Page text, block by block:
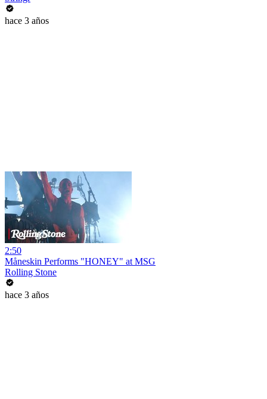
hace 3 años
2:50
Måneskin Performs "HONEY" at MSG
Rolling Stone
hace 3 años